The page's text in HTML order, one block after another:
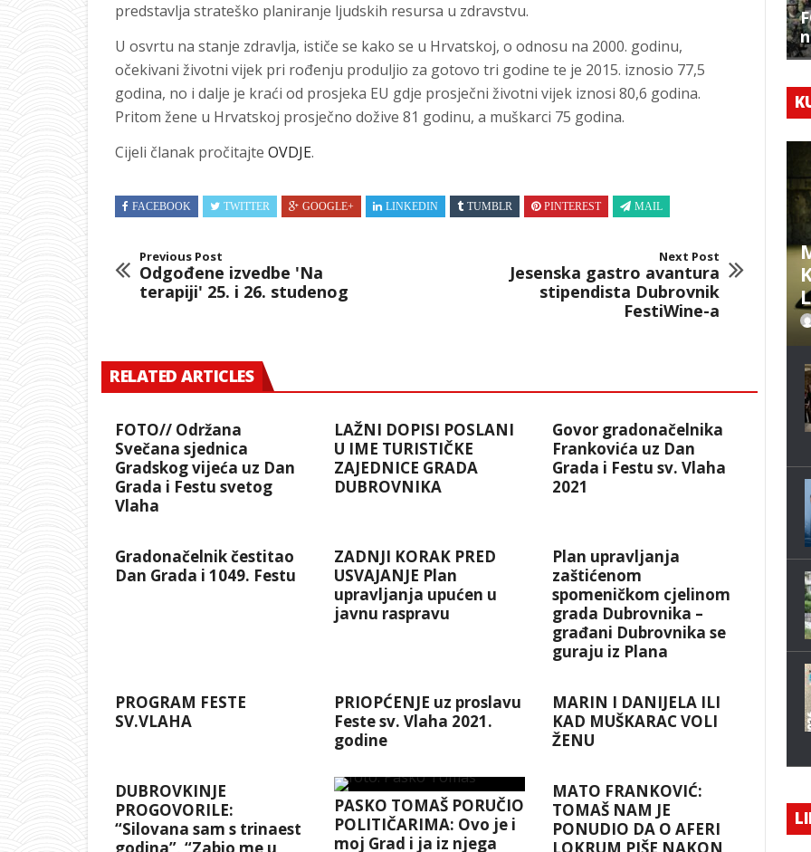
predstavlja strateško planiranje ljudskih resursa u zdravstvu.
U osvrtu na stanje zdravlja, ističe se kako se u Hrvatskoj, o odnosu na 2000. godinu,
očekivani životni vijek pri rođenju produljio za gotovo tri godine te je 2015. iznosio 77,5
godina, no i dalje je kraći od prosjeka EU gdje prosječni životni vijek iznosi 80,6 godina.
Pritom žene u Hrvatskoj prosječno dožive 81 godinu, a muškarci 75 godina.
Cijeli članak pročitajte OVDJE.
FACEBOOK TWITTER GOOGLE+ LINKEDIN TUMBLR PINTEREST MAIL
Previous Post
Odgođene izvedbe 'Na
terapiji' 25. i 26. studenog
Next Post
Jesenska gastro avantura
stipendista Dubrovnik
FestiWine-a
RELATED ARTICLES
FOTO// Održana
Svečana sjednica
Gradskog vijeća uz Dan
Grada i Festu svetog
Vlaha
LAŽNI DOPISI POSLANI
U IME TURISTIČKE
ZAJEDNICE GRADA
DUBROVNIKA
Govor gradonačelnika
Frankovića uz Dan
Grada i Festu sv. Vlaha
2021
Gradonačelnik čestitao
Dan Grada i 1049. Festu
ZADNJI KORAK PRED
USVAJANJE Plan
upravljanja upućen u
javnu raspravu
Plan upravljanja
zaštićenom
spomeničkom cjelinom
grada Dubrovnika –
građani Dubrovnika se
guraju iz Plana
PROGRAM FESTE
SV.VLAHA
PRIOPĆENJE uz proslavu
Feste sv. Vlaha 2021.
godine
MARIN I DANIJELA ILI
KAD MUŠKARAC VOLI
ŽENU
DUBROVKINJE
PROGOVORILE:
“Silovana sam s trinaest
PASKO TOMAŠ PORUČIO
POLITIČARIMA: Ovo je i
moj Grad i ja iz njega
MATO FRANKOVIĆ:
TOMAŠ NAM JE
PONUDIO DA O AFERI